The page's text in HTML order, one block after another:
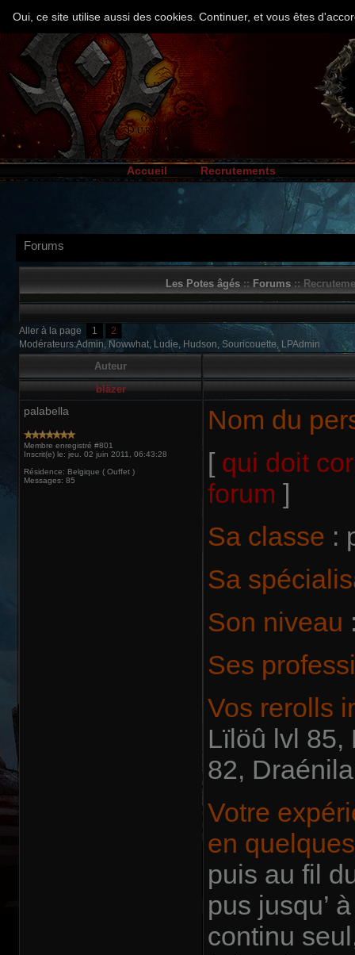
Accueil Recrutements
Forums
Les Potes âgés :: Forums ::
Aller à la page 1
2
Modérateurs:Admin, Nowwhat, Ludie, Hudson, Souricouette, LPAdmin
Auteur
bläzer
palabella
Membre enregistré #801
Inscrit(e) le: jeu. 02 juin 2011, 06:43:28
Résidence: Belgique ( Ouffet )
Messages: 85
Nom du
[ qui doit
forum ]
Sa classe :
Sa
Son niveau
Ses
Vos rerolls
Lïlöû lvl 85,
82,
Votre
en
puis au fil
pus jusqu’
continu
Oui, ce site utilise aussi des cookies. Continuer, et vous êtes